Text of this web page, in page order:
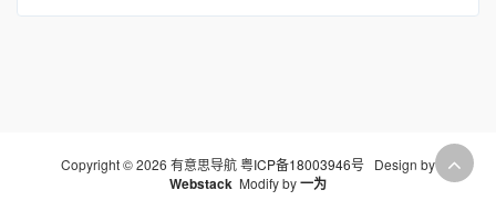
Copyright © 2026 有意思导航粤ICP备18003946号 Design by
Webstack Modify by一为